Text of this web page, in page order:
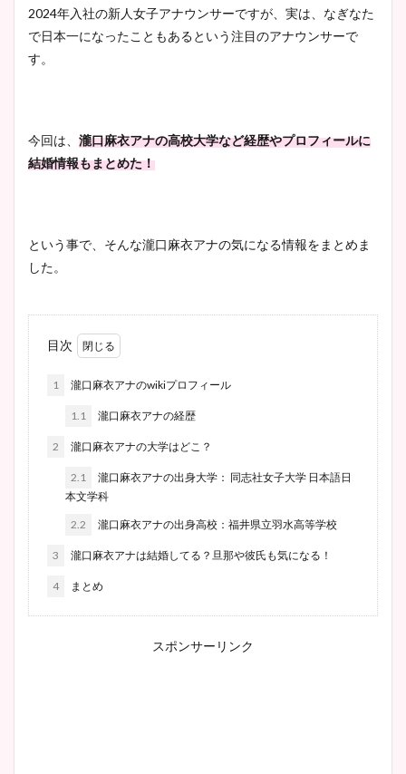
2024年入社の新人女子アナウンサーですが、実は、なぎなた
で日本一になったこともあるという注目のアナウンサーで
す。
今回は、 瀧口麻衣アナの高校大学など経歴やプロフィールに
結婚情報もまとめた！
という事で、そんな瀧口麻衣アナの気になる情報をまとめま
した。
目次
1 瀧口麻衣アナのwikiプロフィール
1.1 瀧口麻衣アナの経歴
2 瀧口麻衣アナの大学はどこ？
2.1
瀧口麻衣アナの出身大学： 同志社女子大学 日本語日
本文学科
2.2 瀧口麻衣アナの出身高校：福井県立羽水高等学校
3 瀧口麻衣アナは結婚してる？旦那や彼氏も気になる！
4 まとめ
スポンサーリンク